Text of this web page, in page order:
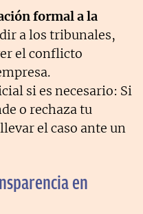
formal a la
a los tribunales,
el conflicto
si es necesario: Si
o rechaza tu
el caso ante un
en